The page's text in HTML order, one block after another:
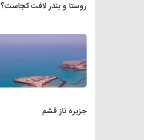
روستا و بندر لافت کجاست؟
جزیره ناز قشم